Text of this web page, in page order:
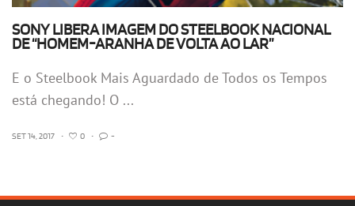
SONY LIBERA IMAGEM DO STEELBOOK NACIONAL
DE “HOMEM-ARANHA DE VOLTA AO LAR”
E o Steelbook Mais Aguardado de Todos os Tempos
está chegando! O ...
SET 14, 2017 • 0 • -